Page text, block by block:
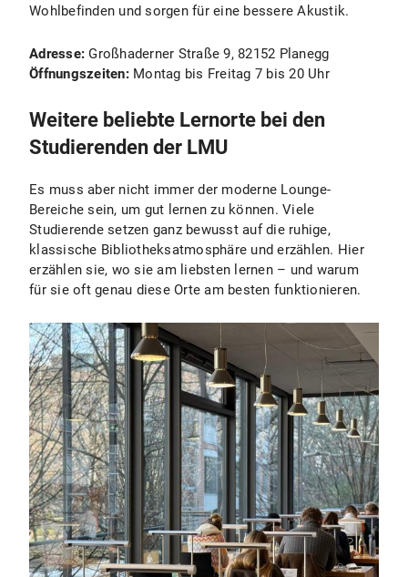
Wohlbefinden und sorgen für eine bessere Akustik.
Adresse:Großhaderner Straße 9, 82152 Planegg
Öffnungszeiten: Montag bis Freitag 7 bis 20 Uhr
Weitere beliebte Lernorte bei den
Studierenden der LMU
Es muss aber nicht immer der moderne Lounge-
Bereiche sein, um gut lernen zu können. Viele
Studierende setzen ganz bewusst auf die ruhige,
klassische Bibliotheksatmosphäre und erzählen. Hier
erzählen sie, wo sie am liebsten lernen – und warum
für sie oft genau diese Orte am besten funktionieren.